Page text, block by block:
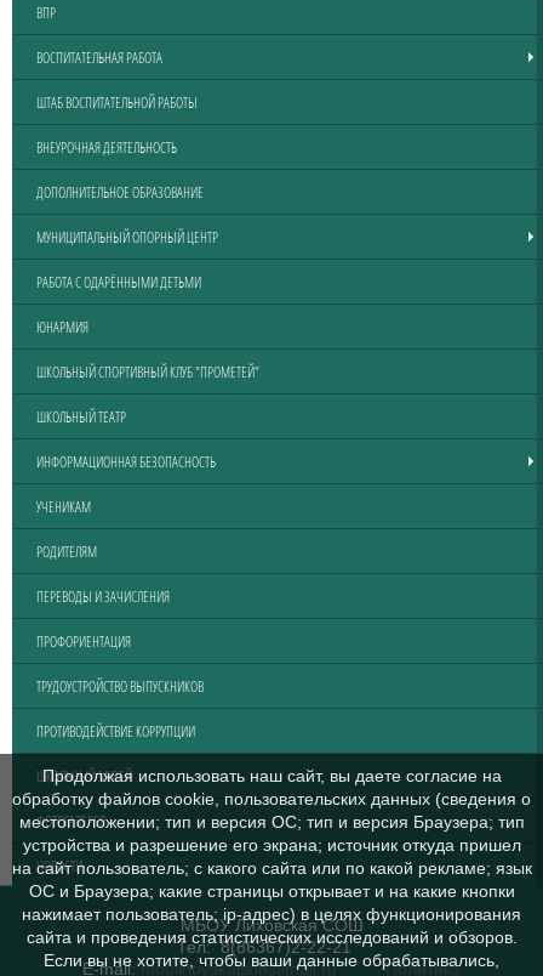
ВПР
ВОСПИТАТЕЛЬНАЯ РАБОТА
ШТАБ ВОСПИТАТЕЛЬНОЙ РАБОТЫ
ВНЕУРОЧНАЯ ДЕЯТЕЛЬНОСТЬ
ДОПОЛНИТЕЛЬНОЕ ОБРАЗОВАНИЕ
МУНИЦИПАЛЬНЫЙ ОПОРНЫЙ ЦЕНТР
РАБОТА С ОДАРЁННЫМИ ДЕТЬМИ
ЮНАРМИЯ
ШКОЛЬНЫЙ СПОРТИВНЫЙ КЛУБ "ПРОМЕТЕЙ"
ШКОЛЬНЫЙ ТЕАТР
ИНФОРМАЦИОННАЯ БЕЗОПАСНОСТЬ
УЧЕНИКАМ
РОДИТЕЛЯМ
ПЕРЕВОДЫ И ЗАЧИСЛЕНИЯ
ПРОФОРИЕНТАЦИЯ
ТРУДОУСТРОЙСТВО ВЫПУСКНИКОВ
ПРОТИВОДЕЙСТВИЕ КОРРУПЦИИ
ШКОЛЬНЫЙ МУЗЕЙ
ФОТОГАЛЕРЕЯ
НОВОСТИ
МБОУ Лиховская СОШ
Тел: 8(86367)2-22-21
E-mail:moulihovskajsoh@mail.ru Политика
Продолжая использовать наш сайт, вы даете согласие на
обработку файлов cookie, пользовательских данных (сведения о
местоположении; тип и версия ОС; тип и версия Браузера; тип
устройства и разрешение его экрана; источник откуда пришел
на сайт пользователь; с какого сайта или по какой рекламе; язык
ОС и Браузера; какие страницы открывает и на какие кнопки
нажимает пользователь; ip-адрес) в целях функционирования
сайта и проведения статистических исследований и обзоров.
Если вы не хотите, чтобы ваши данные обрабатывались,